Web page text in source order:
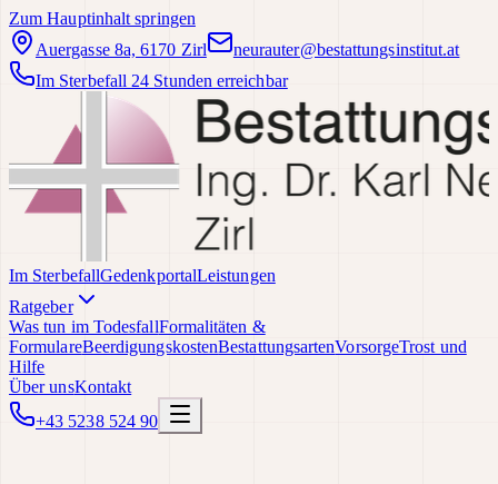
Zum Hauptinhalt springen
Auergasse 8a, 6170 Zirl
neurauter@bestattungsinstitut.at
Im Sterbefall 24 Stunden erreichbar
Im SterbefallGedenkportalLeistungen
Ratgeber
Was tun im TodesfallFormalitäten &
FormulareBeerdigungskostenBestattungsartenVorsorgeTrost und
Hilfe
Über unsKontakt
+43 5238 524 90